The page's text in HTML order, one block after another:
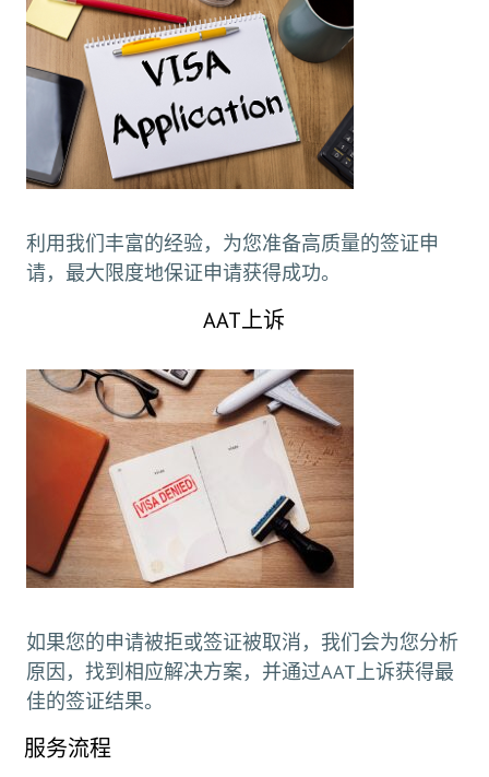
利用我们丰富的经验，为您准备高质量的签证申
请，最大限度地保证申请获得成功。
AAT上诉
如果您的申请被拒或签证被取消，我们会为您分析
原因，找到相应解决方案，并通过AAT上诉获得最
佳的签证结果。
服务流程